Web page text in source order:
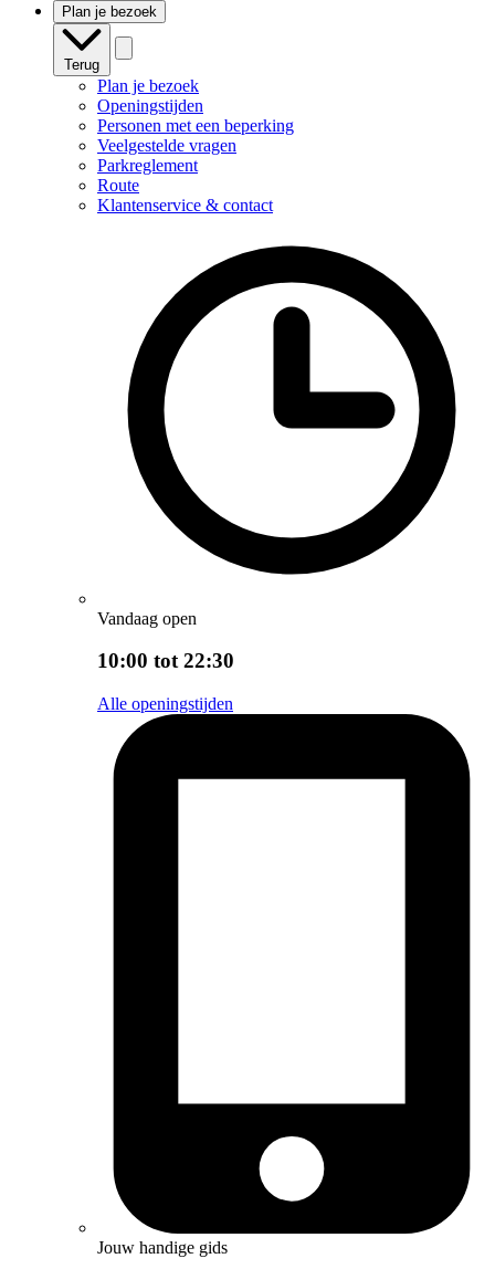
Plan je bezoek
Terug
Plan je bezoek
Openingstijden
Personen met een beperking
Veelgestelde vragen
Parkreglement
Route
Klantenservice & contact
Vandaag open
10:00 tot 22:30
Alle openingstijden
Jouw handige gids